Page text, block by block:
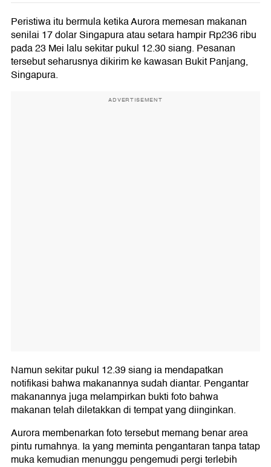
Peristiwa itu bermula ketika Aurora memesan makanan
senilai 17 dolar Singapura atau setara hampir Rp236 ribu
pada 23 Mei lalu sekitar pukul 12.30 siang. Pesanan
tersebut seharusnya dikirim ke kawasan Bukit Panjang,
Singapura.
ADVERTISEMENT
Namun sekitar pukul 12.39 siang ia mendapatkan
notifikasi bahwa makanannya sudah diantar. Pengantar
makanannya juga melampirkan bukti foto bahwa
makanan telah diletakkan di tempat yang diinginkan.
Aurora membenarkan foto tersebut memang benar area
pintu rumahnya. Ia yang meminta pengantaran tanpa tatap
muka kemudian menunggu pengemudi pergi terlebih